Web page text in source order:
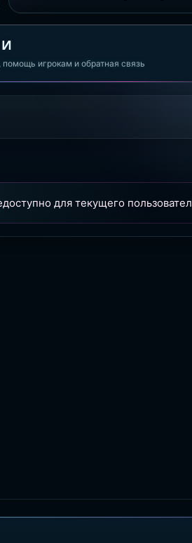
игрокам и обратная связь
для текущего